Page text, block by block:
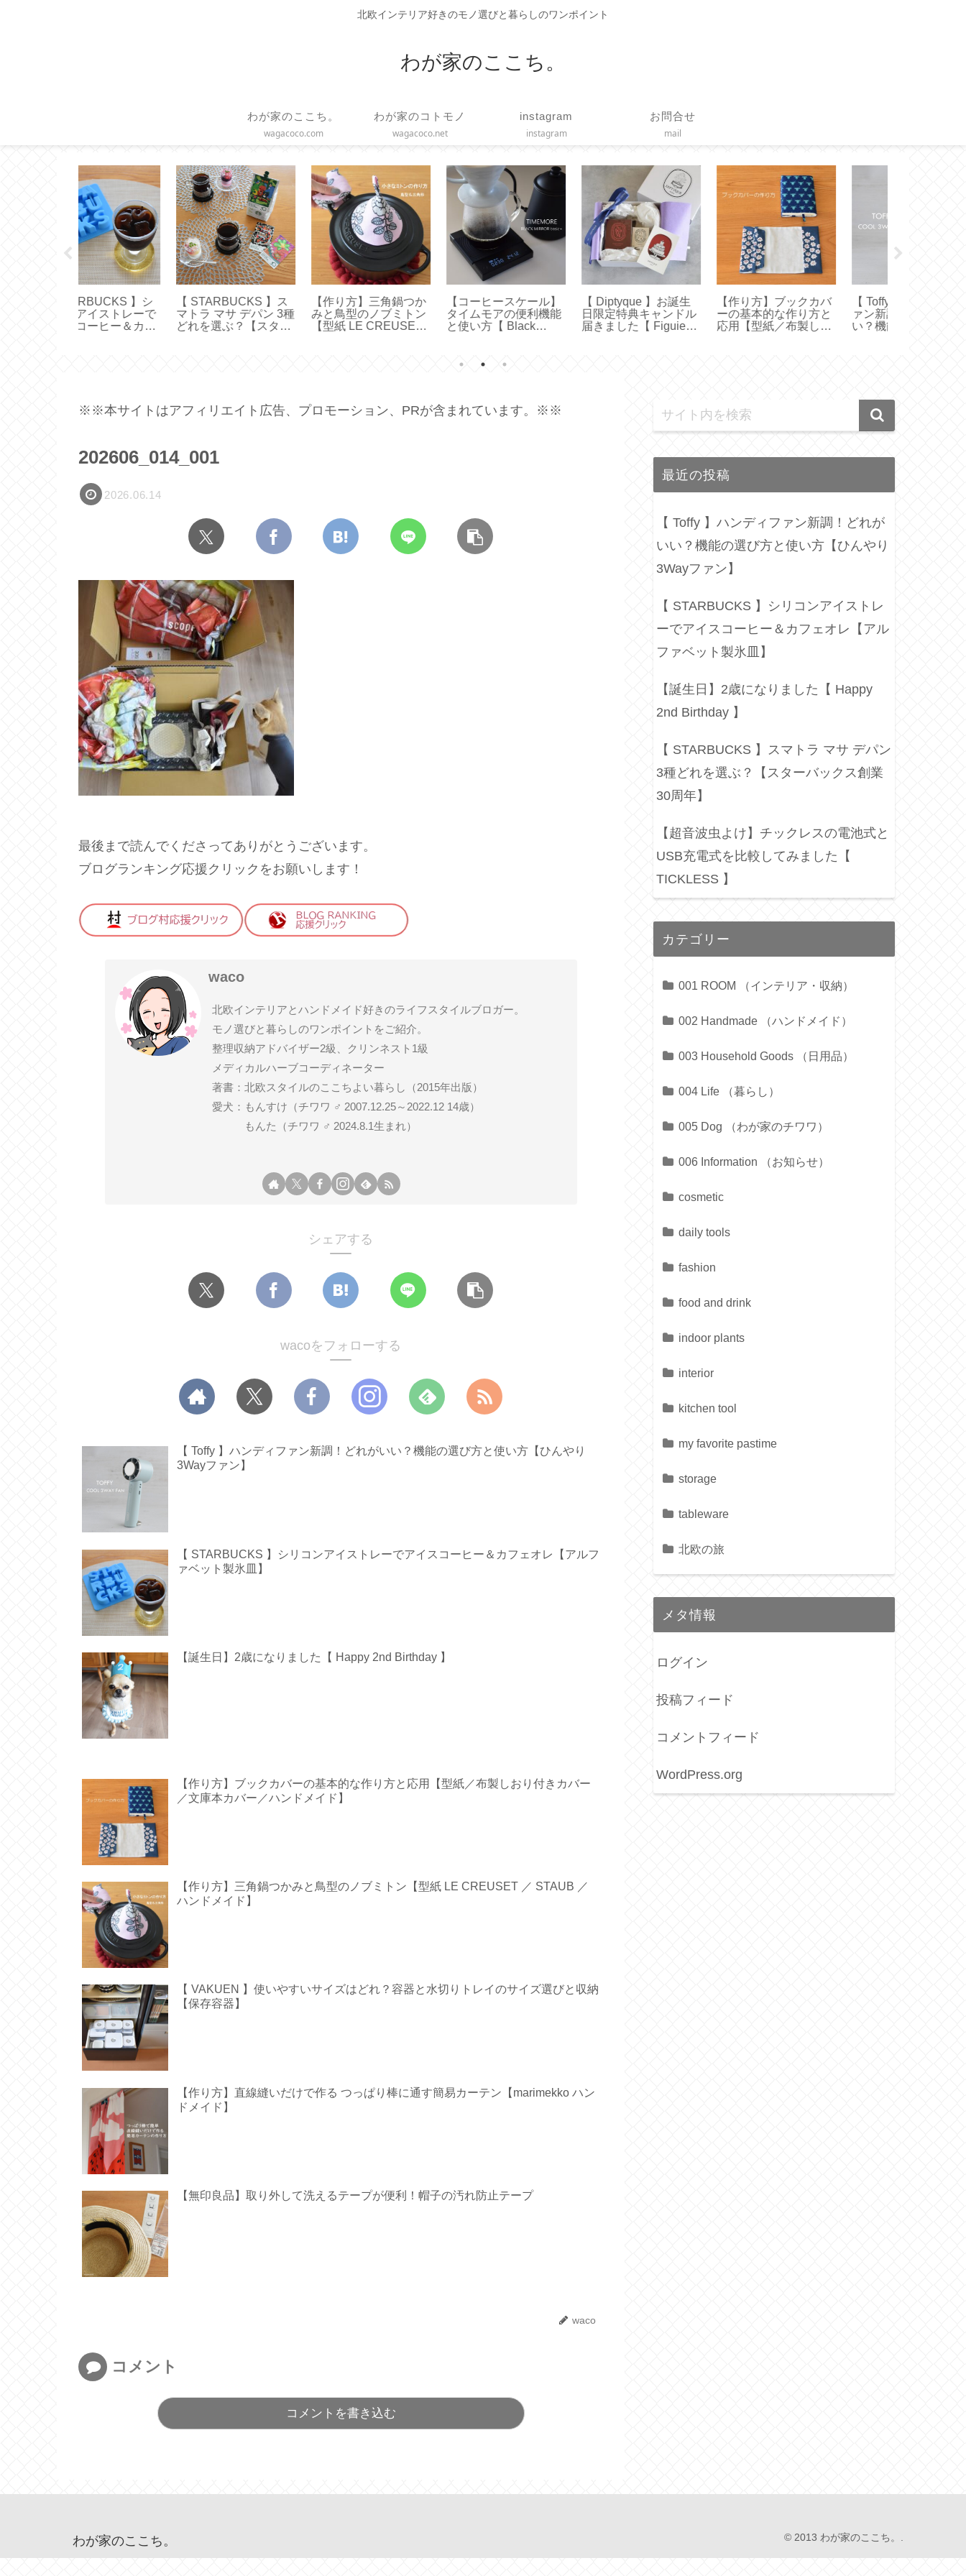
北欧インテリア好きのモノ選びと暮らしのワンポイント
わが家のここち。
わが家のここち。
wagacoco.com
わが家のコトモノ
wagacoco.net
instagram
instagram
お問合せ
mail
【作り方】ブックカバ
ーの基本的な作り方と
応用【型紙／布製しお
【 Toffy 】ハンディフ
ァン新調！どれがい
い？機能の選び方と使
【作り方】ヒダのある
カーテンをハンドメイ
ド【カーテンレールに
【誕生日】2歳になり
ました【 Happy 2nd
Birthday 】
【 FANCL × Toffy 】ハ
ンディファンとフェイ
スタオル届きました
【 VAKUEN 】使いや
すいサイズはどれ？容
器と水切りトレイのサ
※※本サイトはアフィリエイト広告、プロモーション、PRが含まれています。※※
202606_014_001
2026.06.14
最後まで読んでくださってありがとうございます。
ブログランキング応援クリックをお願いします！
waco
北欧インテリアとハンドメイド好きのライフスタイルブロガー。
モノ選びと暮らしのワンポイントをご紹介。
整理収納アドバイザー2級、クリンネスト1級
メディカルハーブコーディネーター
著書：北欧スタイルのここちよい暮らし（2015年出版）
愛犬：もんすけ（チワワ ♂ 2007.12.25～2022.12 14歳）
もんた（チワワ ♂ 2024.8.1生まれ）
シェアする
wacoをフォローする
【 Toffy 】ハンディファン新調！どれがいい？機能の選び方と使い方【ひんやり
3Wayファン】
【 STARBUCKS 】シリコンアイストレーでアイスコーヒー＆カフェオレ【アルフ
ァベット製氷皿】
【誕生日】2歳になりました【 Happy 2nd Birthday 】
【作り方】ブックカバーの基本的な作り方と応用【型紙／布製しおり付きカバー
／文庫本カバー／ハンドメイド】
【作り方】三角鍋つかみと鳥型のノブミトン【型紙 LE CREUSET ／ STAUB ／
ハンドメイド】
【 VAKUEN 】使いやすいサイズはどれ？容器と水切りトレイのサイズ選びと収納
【保存容器】
【作り方】直線縫いだけで作る つっぱり棒に通す簡易カーテン【marimekko ハン
ドメイド】
【無印良品】取り外して洗えるテープが便利！帽子の汚れ防止テープ
waco
コメント
コメントを書き込む
最近の投稿
【 Toffy 】ハンディファン新調！どれが
いい？機能の選び方と使い方【ひんやり
3Wayファン】
【 STARBUCKS 】シリコンアイストレ
ーでアイスコーヒー＆カフェオレ【アル
ファベット製氷皿】
【誕生日】2歳になりました【 Happy
2nd Birthday 】
【 STARBUCKS 】スマトラ マサ デパン
3種どれを選ぶ？【スターバックス創業
30周年】
【超音波虫よけ】チックレスの電池式と
USB充電式を比較してみました【
TICKLESS 】
カテゴリー
001 ROOM （インテリア・収納）
002 Handmade （ハンドメイド）
003 Household Goods （日用品）
004 Life （暮らし）
005 Dog （わが家のチワワ）
006 Information （お知らせ）
cosmetic
daily tools
fashion
food and drink
indoor plants
interior
kitchen tool
my favorite pastime
storage
tableware
北欧の旅
メタ情報
ログイン
投稿フィード
コメントフィード
WordPress.org
わが家のここち。 © 2013 わが家のここち。.